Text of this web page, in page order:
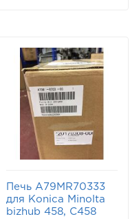
Печь A79MR70333
для Konica Minolta
bizhub 458, C458